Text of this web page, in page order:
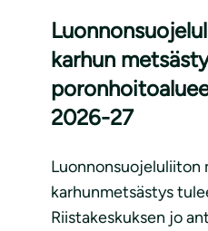
karhun
2026-27
Luonnonsuojeluliiton
karhunmetsästys
Riistakeskuksen jo